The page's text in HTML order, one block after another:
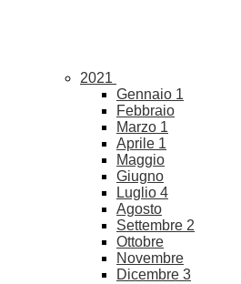
2021
Gennaio 1
Febbraio
Marzo 1
Aprile 1
Maggio
Giugno
Luglio 4
Agosto
Settembre 2
Ottobre
Novembre
Dicembre 3